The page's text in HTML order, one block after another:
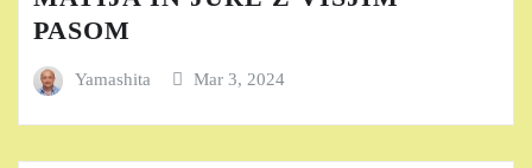
PASOM
Yamashita Mar 3, 2024